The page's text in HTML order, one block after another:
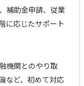
補助金申請、従業
に応じたサポート
機関とのやり取
など、初めて対応